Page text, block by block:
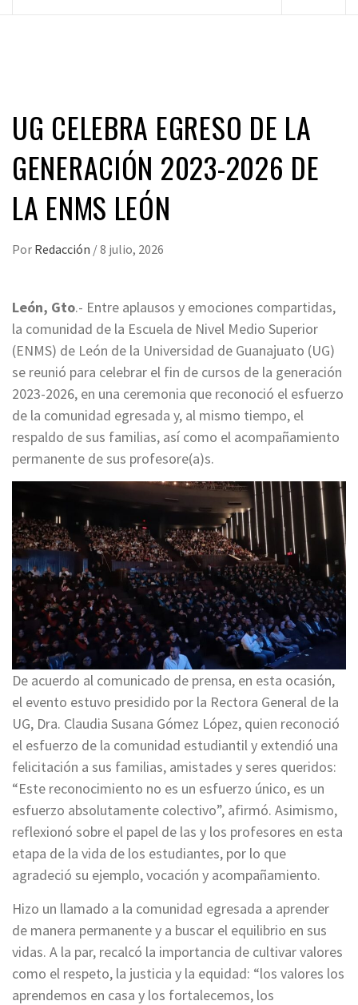
UG CELEBRA EGRESO DE LA
GENERACIÓN 2023-2026 DE
LA ENMS LEÓN
Por Redacción /8 julio, 2026
León, Gto.- Entre aplausos y emociones compartidas,
la comunidad de la Escuela de Nivel Medio Superior
(ENMS) de León de la Universidad de Guanajuato (UG)
se reunió para celebrar el fin de cursos de la generación
2023-2026, en una ceremonia que reconoció el esfuerzo
de la comunidad egresada y, al mismo tiempo, el
respaldo de sus familias, así como el acompañamiento
permanente de sus profesore(a)s.
De acuerdo al comunicado de prensa, en esta ocasión,
el evento estuvo presidido por la Rectora General de la
UG, Dra. Claudia Susana Gómez López, quien reconoció
el esfuerzo de la comunidad estudiantil y extendió una
felicitación a sus familias, amistades y seres queridos:
“Este reconocimiento no es un esfuerzo único, es un
esfuerzo absolutamente colectivo”, afirmó. Asimismo,
reflexionó sobre el papel de las y los profesores en esta
etapa de la vida de los estudiantes, por lo que
agradeció su ejemplo, vocación y acompañamiento.
Hizo un llamado a la comunidad egresada a aprender
de manera permanente y a buscar el equilibrio en sus
vidas. A la par, recalcó la importancia de cultivar valores
como el respeto, la justicia y la equidad: “los valores los
aprendemos en casa y los fortalecemos, los